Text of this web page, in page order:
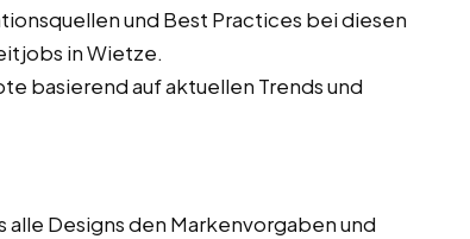
und Best Practices bei diesen
in Wietze.
basierend auf aktuellen Trends und
Designs den Markenvorgaben und